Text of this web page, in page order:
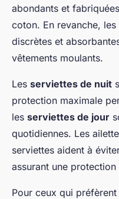
abondants et
coton. En revanche, les
discrètes et
vêtements moulants.
Les serviettes de nuit
protection maximale
les serviettes de jour
quotidiennes. Les
serviettes aident à
assurant une
Pour ceux qui